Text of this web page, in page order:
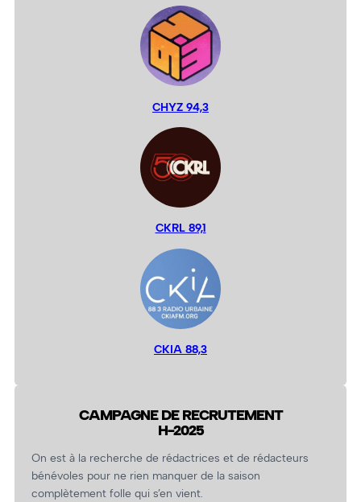
CHYZ 94,3
CKRL 89,1
CKIA 88,3
CAMPAGNE DE RECRUTEMENT
H-2025
On est à la recherche de rédactrices et de rédacteurs
bénévoles pour ne rien manquer de la saison
complètement folle qui s’en vient.